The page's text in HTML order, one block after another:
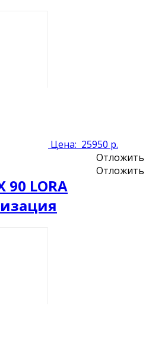
Цена: 25950 р.
Отложить
Отложить
90 LORA